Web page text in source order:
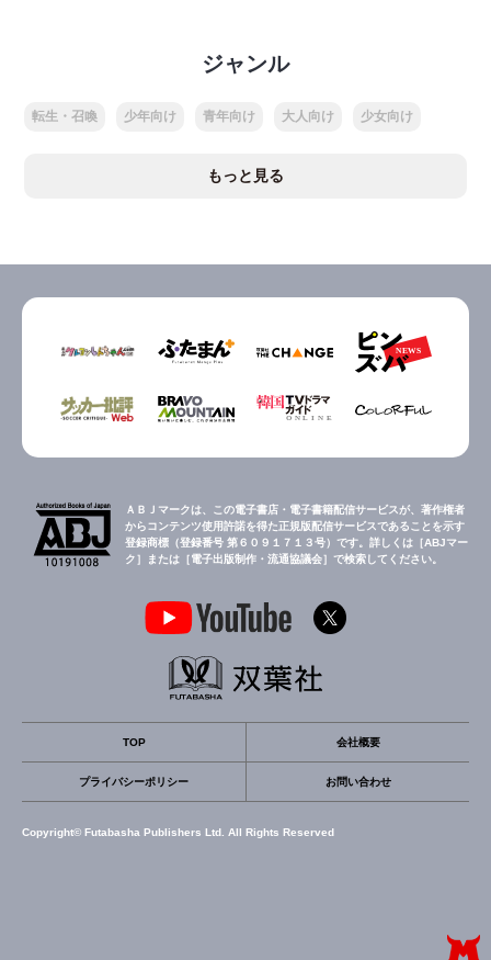
ジャンル
転生・召喚 少年向け 青年向け 大人向け 少女向け
もっと見る
ＡＢＪマークは、この電子書店・電子書籍配信サービスが、著作権者
からコンテンツ使用許諾を得た正規版配信サービスであることを示す
登録商標（登録番号 第６０９１７１３号）です。詳しくは［ABJマー
ク］または［電子出版制作・流通協議会］で検索してください。
TOP 会社概要
プライバシーポリシー お問い合わせ
Copyright© Futabasha Publishers Ltd. All Rights Reserved